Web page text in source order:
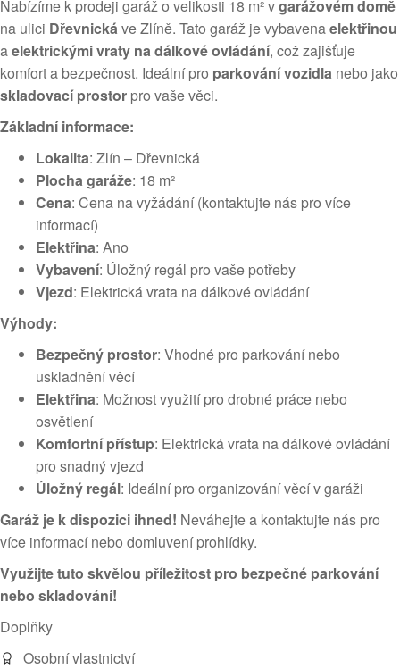
Nabízíme k prodeji garáž o velikosti 18 m² vgarážovém domě
na ulici Dřevnickáve Zlíně. Tato garáž je vybavenaelektřinou
aelektrickými vraty na dálkové ovládání, což zajišťuje
komfort a bezpečnost. Ideální pro parkování vozidla nebo jako
skladovací prostor pro vaše věci.
Základní informace:
Lokalita: Zlín – Dřevnická
Plocha garáže: 18 m²
Cena: Cena na vyžádání (kontaktujte nás pro více
informací)
Elektřina: Ano
Vybavení: Úložný regál pro vaše potřeby
Vjezd: Elektrická vrata na dálkové ovládání
Výhody:
Bezpečný prostor: Vhodné pro parkování nebo
uskladnění věcí
Elektřina: Možnost využití pro drobné práce nebo
osvětlení
Komfortní přístup: Elektrická vrata na dálkové ovládání
pro snadný vjezd
Úložný regál: Ideální pro organizování věcí v garáži
Garáž je k dispozici ihned! Neváhejte a kontaktujte nás pro
více informací nebo domluvení prohlídky.
Využijte tuto skvělou příležitost pro bezpečné parkování
nebo skladování!
Doplňky
Osobní vlastnictví